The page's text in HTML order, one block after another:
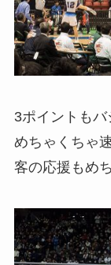
3ポイントも
めちゃくちゃ
客の応援もめ